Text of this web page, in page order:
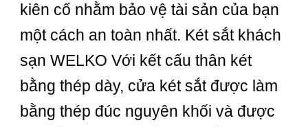
kiên cố nhằm bảo vệ tài sản của bạn
một cách an toàn nhất. Két sắt khách
sạn WELKO Với kết cấu thân két
bằng thép dày, cửa két sắt được làm
bằng thép đúc nguyên khối và được